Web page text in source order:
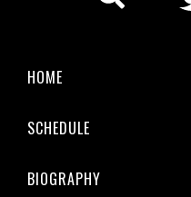
HOME
SCHEDULE
BIOGRAPHY